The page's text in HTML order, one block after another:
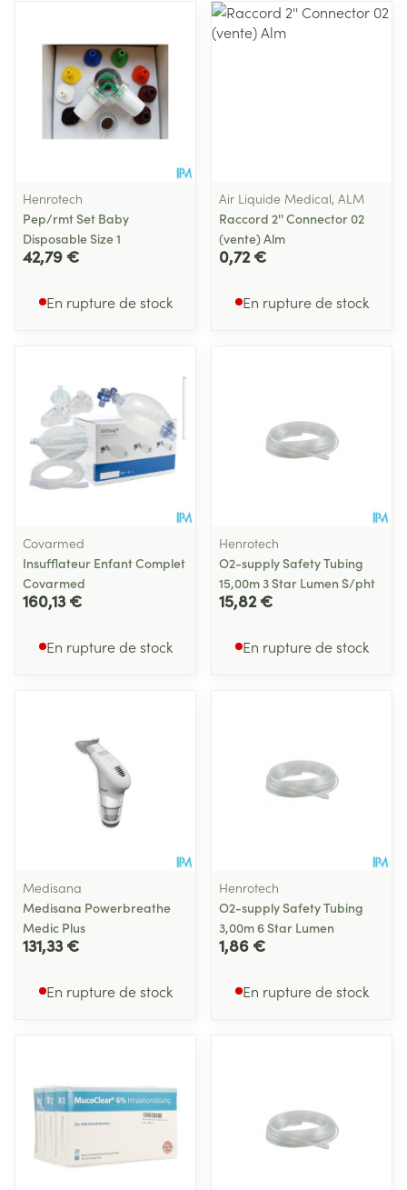
Henrotech
Pep/rmt Set Baby
Disposable Size 1
42,79 €
En rupture de stock
Air Liquide Medical, ALM
Raccord 2'' Connector 02
(vente) Alm
0,72 €
En rupture de stock
Covarmed
Insufflateur Enfant Complet
Covarmed
160,13 €
En rupture de stock
Henrotech
O2-supply Safety Tubing
15,00m 3 Star Lumen S/pht
15,82 €
En rupture de stock
Medisana
Medisana Powerbreathe
Medic Plus
131,33 €
En rupture de stock
Henrotech
O2-supply Safety Tubing
3,00m 6 Star Lumen
1,86 €
En rupture de stock